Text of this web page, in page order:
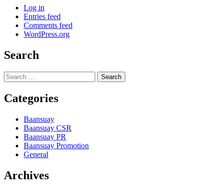
Log in
Entries feed
Comments feed
WordPress.org
Search
Search
for:
Categories
Baansuay
Baansuay CSR
Baansuay PR
Baansuay Promotion
General
Archives